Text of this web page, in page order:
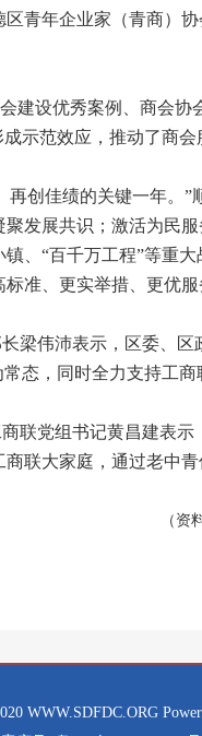
青年企业家（青商）
设优秀案例、商会协
示范效应，推动了商会
创佳绩的关键一年。”
发展共识；激活为民
、“百千万工程”等重
准、更实举措、更优
伟沛表示，区委、区
态，同时全力支持工
党组书记黄昌建表示
联大家庭，通过老中
（资
WWW.SDFDC.ORG